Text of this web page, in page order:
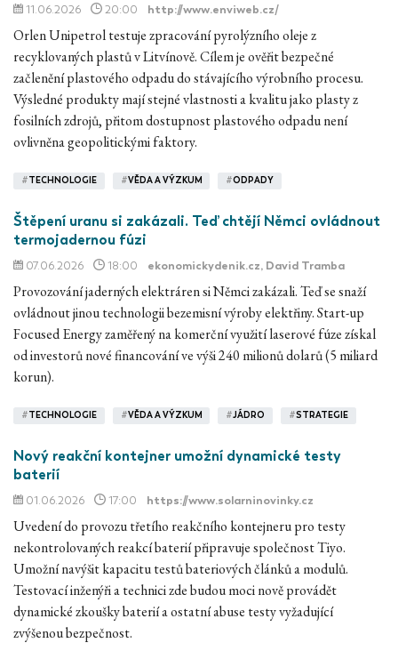
11.06.2026 20:00 http://www.enviweb.cz/
Orlen Unipetrol testuje zpracování pyrolýzního oleje z
recyklovaných plastů v Litvínově. Cílem je ověřit bezpečné
začlenění plastového odpadu do stávajícího výrobního procesu.
Výsledné produkty mají stejné vlastnosti a kvalitu jako plasty z
fosilních zdrojů, přitom dostupnost plastového odpadu není
ovlivněna geopolitickými faktory.
#TECHNOLOGIE #VĚDA A VÝZKUM #ODPADY
Štěpení uranu si zakázali. Teď chtějí Němci ovládnout
termojadernou fúzi
07.06.2026 18:00 ekonomickydenik.cz, David Tramba
Provozování jaderných elektráren si Němci zakázali. Teď se snaží
ovládnout jinou technologii bezemisní výroby elektřiny. Start-up
Focused Energy zaměřený na komerční využití laserové fúze získal
od investorů nové financování ve výši 240 milionů dolarů (5 miliard
korun).
#TECHNOLOGIE #VĚDA A VÝZKUM #JÁDRO #STRATEGIE
Nový reakční kontejner umožní dynamické testy
baterií
01.06.2026 17:00 https://www.solarninovinky.cz
Uvedení do provozu třetího reakčního kontejneru pro testy
nekontrolovaných reakcí baterií připravuje společnost Tiyo.
Umožní navýšit kapacitu testů bateriových článků a modulů.
Testovací inženýři a technici zde budou moci nově provádět
dynamické zkoušky baterií a ostatní abuse testy vyžadující
zvýšenou bezpečnost.